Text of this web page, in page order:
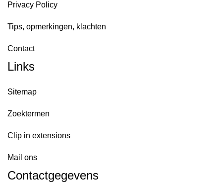
Privacy Policy
Tips, opmerkingen, klachten
Contact
Links
Sitemap
Zoektermen
Clip in extensions
Mail ons
Contactgegevens